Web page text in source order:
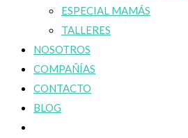
ESPECIAL MAMÁS
TALLERES
NOSOTROS
COMPAÑÍAS
CONTACTO
BLOG